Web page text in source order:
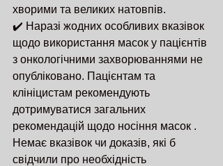
хворими та великих натовпів.
✔️ Наразі жодних особливих вказівок
щодо використання масок у пацієнтів
з онкологічними захворюваннями не
опубліковано. Пацієнтам та
клініцистам рекомендують
дотримуватися загальних
рекомендацій щодо носіння масок .
Немає вказівок чи доказів, які б
свідчили про необхідність